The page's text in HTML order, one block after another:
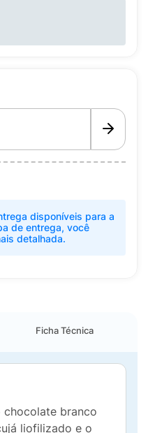
disponíveis para a
de entrega, você
detalhada.
Ficha Técnica
chocolate branco
liofilizado e o